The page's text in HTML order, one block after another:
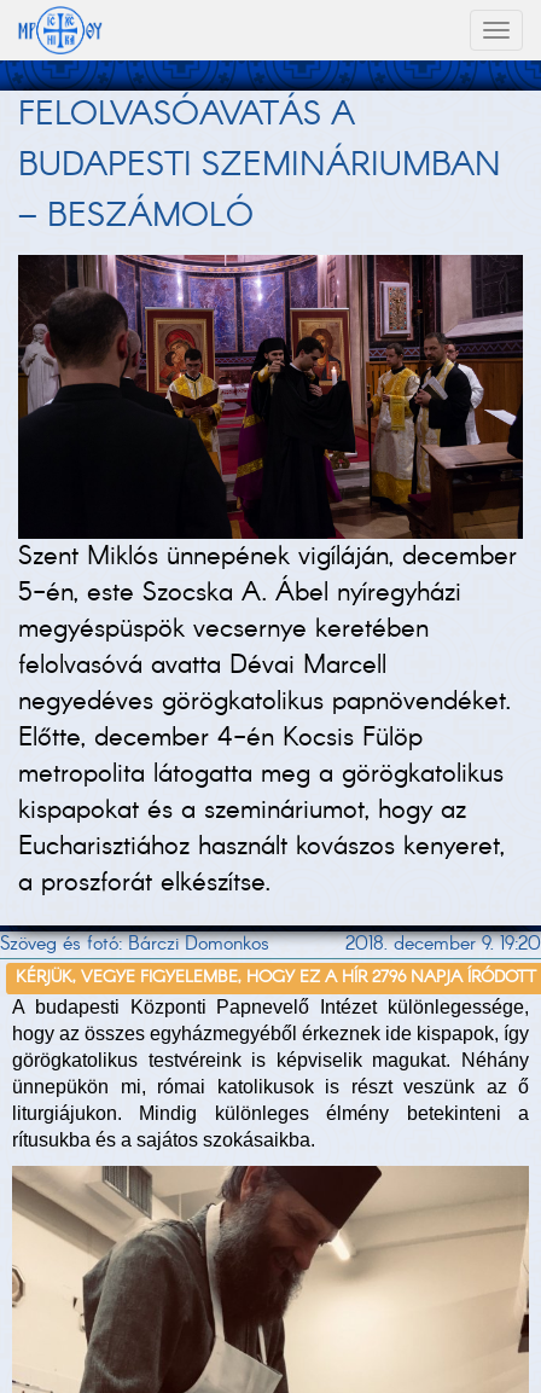
FELOLVASÓAVATÁS A
BUDAPESTI SZEMINÁRIUMBAN
– BESZÁMOLÓ
Szent Miklós ünnepének vigíláján, december
5-én, este Szocska A. Ábel nyíregyházi
megyéspüspök vecsernye keretében
felolvasóvá avatta Dévai Marcell
negyedéves görögkatolikus papnövendéket.
Előtte, december 4-én Kocsis Fülöp
metropolita látogatta meg a görögkatolikus
kispapokat és a szemináriumot, hogy az
Eucharisztiához használt kovászos kenyeret,
a proszforát elkészítse.
Szöveg és fotó: Bárczi Domonkos 2018. december 9. 19:20
KÉRJÜK, VEGYE FIGYELEMBE, HOGY EZ A HÍR 2796 NAPJA ÍRÓDOTT
A budapesti Központi Papnevelő Intézet különlegessége,
hogy az összes egyházmegyéből érkeznek ide kispapok, így
görögkatolikus testvéreink is képviselik magukat. Néhány
ünnepükön mi, római katolikusok is részt veszünk az ő
liturgiájukon. Mindig különleges élmény betekinteni a
rítusukba és a sajátos szokásaikba.